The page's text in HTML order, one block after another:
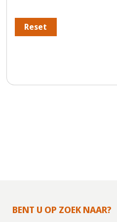
Reset
BENT U OP ZOEK NAAR?